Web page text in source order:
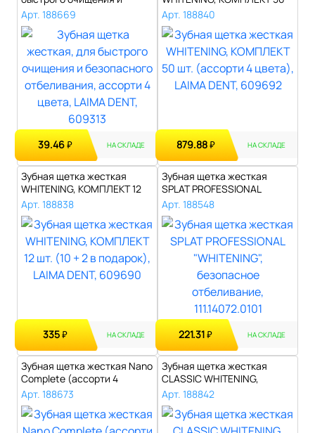
безопасно..
Арт. 188669
39.46₽ НА СКЛАДЕ
шт. (ассорт..
Арт. 188840
879.88₽ НА СКЛАДЕ
Зубная щетка жесткая
WHITENING, КОМПЛЕКТ 12
шт. (10 + 2..
Арт. 188838
335₽ НА СКЛАДЕ
Зубная щетка жесткая
SPLAT PROFESSIONAL
"WHITENING", бе..
Арт. 188548
221.31₽ НА СКЛАДЕ
Зубная щетка жесткая Nano
Complete (ассорти 4
цвета), L..
Арт. 188673
Зубная щетка жесткая
CLASSIC WHITENING,
КОМПЛЕКТ 12 шт...
Арт. 188842